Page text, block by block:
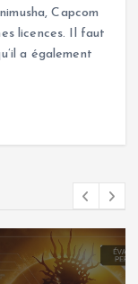
Capcom
licences. Il faut
a également